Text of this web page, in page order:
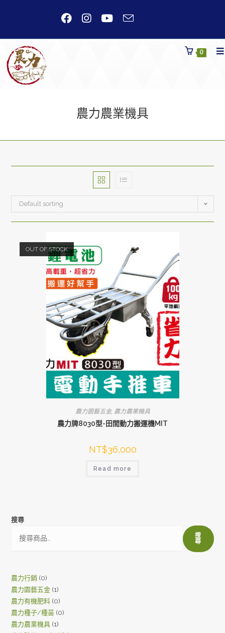
0
農力農業機具
Default sorting
OUT OF STOCK
農力園藝五金, 農力農業機具
農力牌8030型-田間動力搬運機MIT
NT$36,000
Read more
搜尋
搜
尋
農力行銷 00
products
農力園藝五金 11
product
農力有機肥料 00
products
農力種子/種苗 00
農力農業機具 11